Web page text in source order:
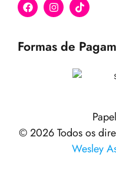
Formas de
© 2026 Todos os
Wesley